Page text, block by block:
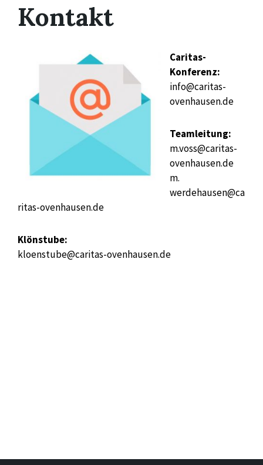
Kontakt
Caritas-
Konferenz:
info@caritas-
ovenhausen.de
Teamleitung:
m.voss@caritas-
ovenhausen.de
m.
werdehausen@ca
ritas-ovenhausen.de
Klönstube:
kloenstube@caritas-ovenhausen.de